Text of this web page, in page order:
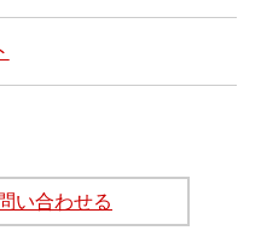
い合わせる